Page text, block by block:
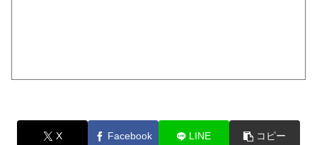
X Facebook LINE コピー